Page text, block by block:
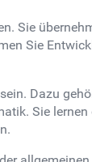
Sie
Sie
Dazu
Sie lernen